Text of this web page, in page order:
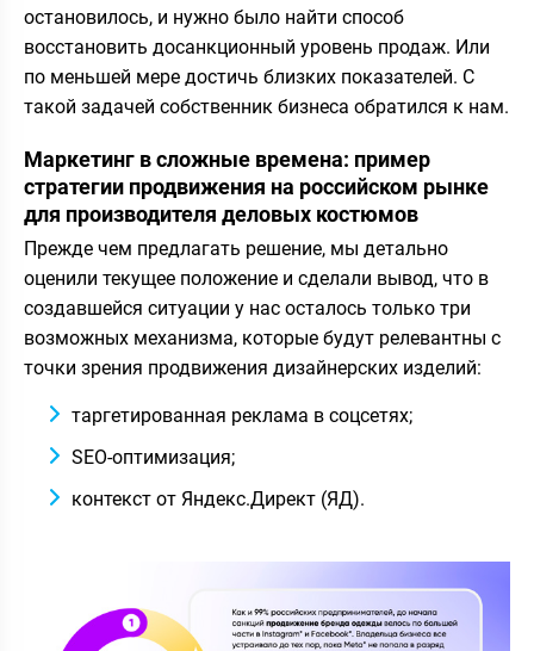
остановилось, и нужно было найти способ
восстановить досанкционный уровень продаж. Или
по меньшей мере достичь близких показателей. С
такой задачей собственник бизнеса обратился к нам.
Маркетинг в сложные времена: пример
стратегии продвижения на российском рынке
для производителя деловых костюмов
Прежде чем предлагать решение, мы детально
оценили текущее положение и сделали вывод, что в
создавшейся ситуации у нас осталось только три
возможных механизма, которые будут релевантны с
точки зрения продвижения дизайнерских изделий:
таргетированная реклама в соцсетях;
SEO-оптимизация;
контекст от Яндекс.Директ (ЯД).